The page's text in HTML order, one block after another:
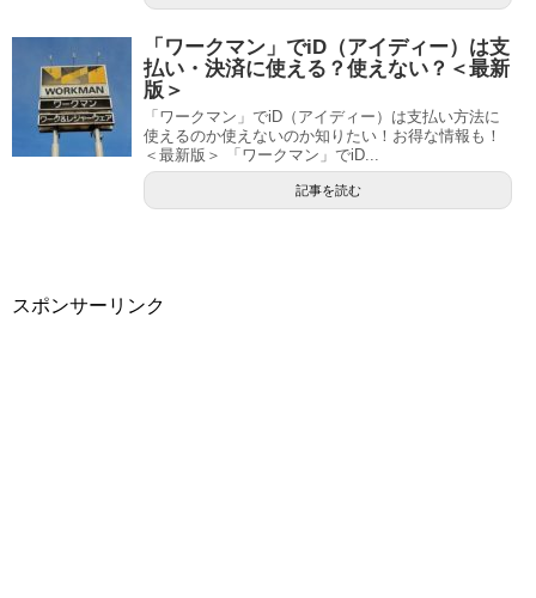
「ワークマン」でiD（アイディー）は支
払い・決済に使える？使えない？＜最新
版＞
「ワークマン」でiD（アイディー）は支払い方法に
使えるのか使えないのか知りたい！お得な情報も！
＜最新版＞ 「ワークマン」でiD...
記事を読む
スポンサーリンク